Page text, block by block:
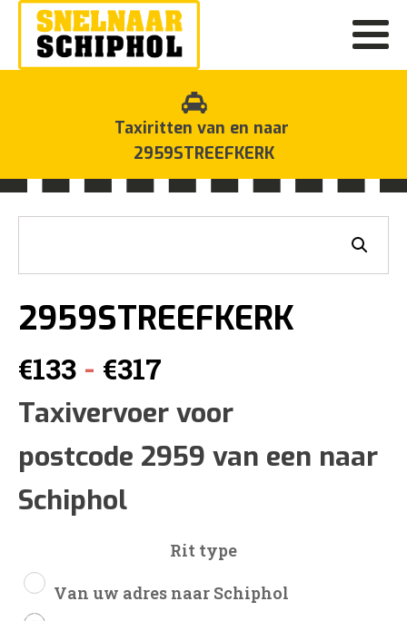
Taxiritten van en naar
2959STREEFKERK
2959STREEFKERK
€133 - €317
€133
tot
Taxivervoer voor
postcode 2959 van een naar
Schiphol
Rit type
Van uw adres naar Schiphol